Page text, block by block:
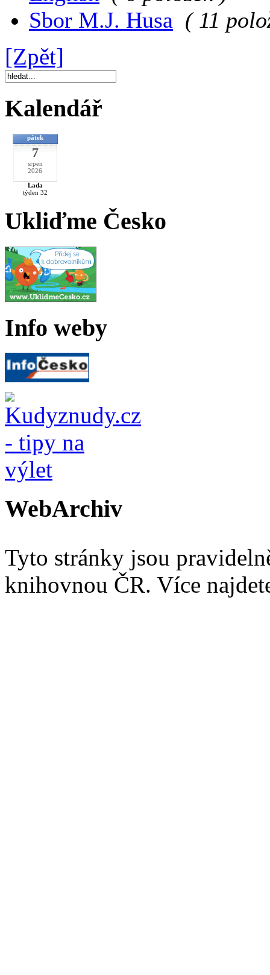
Sbor M.J. Husa ( 11
[Zpět]
Kalendář
pátek
7
srpen
2026
Lada
týden 32
Ukliďme Česko
Info weby
WebArchiv
Tyto stránky jsou
knihovnou ČR. Více